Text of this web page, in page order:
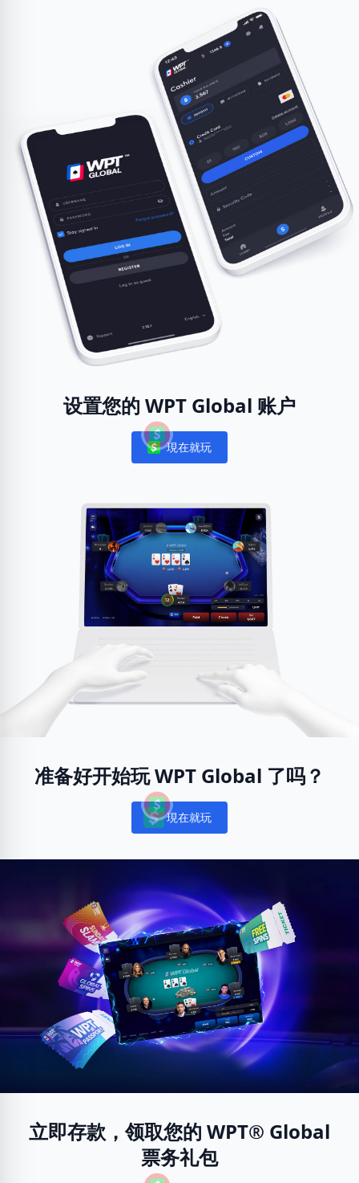
设置您的 WPT Global 账户
Notifications
現在就玩
准备好开始玩 WPT Global 了吗？
Notifications
現在就玩
立即存款，领取您的 WPT® Global
票务礼包